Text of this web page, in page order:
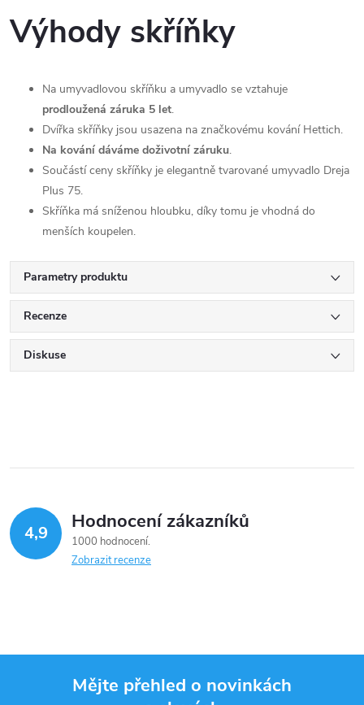
Výhody skříňky
Na umyvadlovou skříňku a umyvadlo se vztahuje
prodloužená záruka 5 let.
Dvířka skříňky jsou usazena na značkovému kování Hettich.
Na kování dáváme doživotní záruku.
Součástí ceny skříňky je elegantně tvarované umyvadlo Dreja
Plus 75.
Skříňka má sníženou hloubku, díky tomu je vhodná do
menších koupelen.
Parametry produktu
Recenze
Diskuse
4,9 Hodnocení zákazníků
1000 hodnocení
Zobrazit recenze
Mějte přehled o novinkách